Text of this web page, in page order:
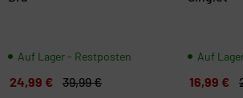
Auf Lager - Restposten
24,99 € 39,99 €
Auf
16,99 €